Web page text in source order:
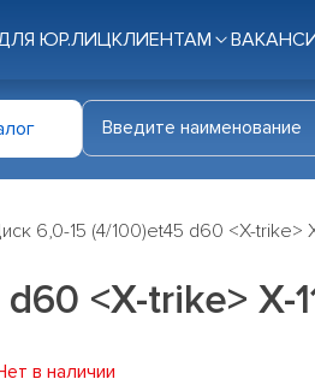
ЮР.ЛИЦКЛИЕНТАМ
6,0-15 (4/100)et45 d60 <X-trike>
<X-trike>
в наличии